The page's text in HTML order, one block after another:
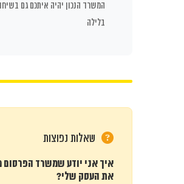
המשרד הנכון יהיה איתכם גם
בלילה
שאלות נפוצות
איך אני יודע שמשרד הפרסום
את העסק שלי?